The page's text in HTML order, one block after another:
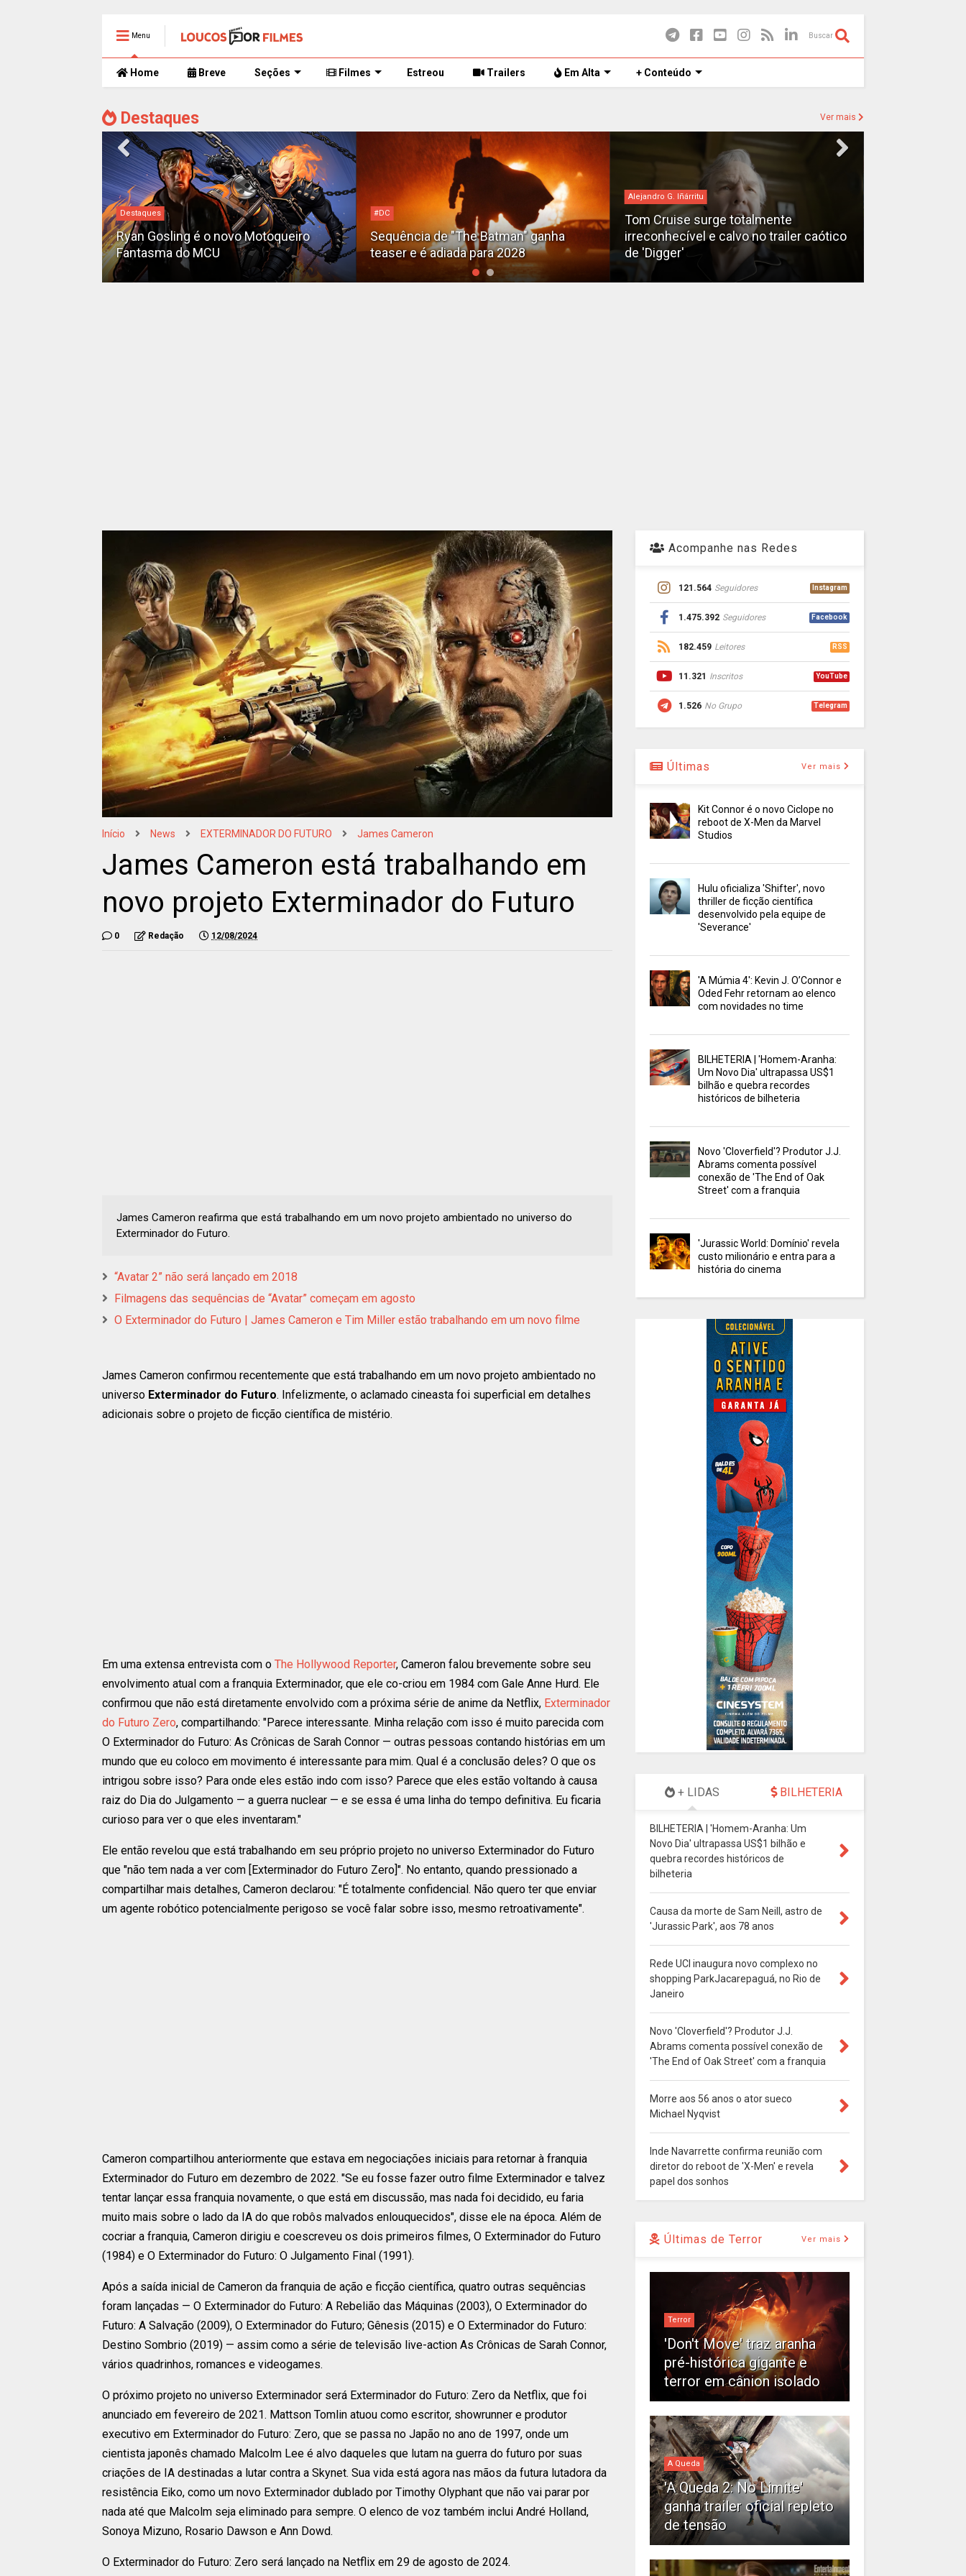
Menu Buscar
Home Breve Seções Filmes Estreou Trailers Em Alta + Conteúdo
Destaques Ver mais
Destaques
Ryan Gosling é o novo Motoqueiro
Fantasma do MCU
#DC
Sequência de "The Batman" ganha
teaser e é adiada para 2028
Alejandro G. Iñárritu
Tom Cruise surge totalmente
irreconhecível e calvo no trailer caótico
de 'Digger'
Início News EXTERMINADOR DO FUTURO James Cameron
James Cameron está trabalhando em
novo projeto Exterminador do Futuro
0 Redação 12/08/2024
James Cameron reafirma que está trabalhando em um novo projeto ambientado no universo do
Exterminador do Futuro.
“Avatar 2” não será lançado em 2018
Filmagens das sequências de “Avatar” começam em agosto
O Exterminador do Futuro | James Cameron e Tim Miller estão trabalhando em um novo filme
James Cameron confirmou recentemente que está trabalhando em um novo projeto ambientado no
universo Exterminador do Futuro. Infelizmente, o aclamado cineasta foi superficial em detalhes
adicionais sobre o projeto de ficção científica de mistério.
Em uma extensa entrevista com o The Hollywood Reporter, Cameron falou brevemente sobre seu
envolvimento atual com a franquia Exterminador, que ele co-criou em 1984 com Gale Anne Hurd. Ele
confirmou que não está diretamente envolvido com a próxima série de anime da Netflix, Exterminador
do Futuro Zero, compartilhando: "Parece interessante. Minha relação com isso é muito parecida com
O Exterminador do Futuro: As Crônicas de Sarah Connor — outras pessoas contando histórias em um
mundo que eu coloco em movimento é interessante para mim. Qual é a conclusão deles? O que os
intrigou sobre isso? Para onde eles estão indo com isso? Parece que eles estão voltando à causa
raiz do Dia do Julgamento — a guerra nuclear — e se essa é uma linha do tempo definitiva. Eu ficaria
curioso para ver o que eles inventaram."
Ele então revelou que está trabalhando em seu próprio projeto no universo Exterminador do Futuro
que "não tem nada a ver com [Exterminador do Futuro Zero]". No entanto, quando pressionado a
compartilhar mais detalhes, Cameron declarou: "É totalmente confidencial. Não quero ter que enviar
um agente robótico potencialmente perigoso se você falar sobre isso, mesmo retroativamente".
Cameron compartilhou anteriormente que estava em negociações iniciais para retornar à franquia
Exterminador do Futuro em dezembro de 2022. "Se eu fosse fazer outro filme Exterminador e talvez
tentar lançar essa franquia novamente, o que está em discussão, mas nada foi decidido, eu faria
muito mais sobre o lado da IA ​​do que robôs malvados enlouquecidos", disse ele na época. Além de
cocriar a franquia, Cameron dirigiu e coescreveu os dois primeiros filmes, O Exterminador do Futuro
(1984) e O Exterminador do Futuro: O Julgamento Final (1991).
Após a saída inicial de Cameron da franquia de ação e ficção científica, quatro outras sequências
foram lançadas — O Exterminador do Futuro: A Rebelião das Máquinas (2003), O Exterminador do
Futuro: A Salvação (2009), O Exterminador do Futuro; Gênesis (2015) e O Exterminador do Futuro:
Destino Sombrio (2019) — assim como a série de televisão live-action As Crônicas de Sarah Connor,
vários quadrinhos, romances e videogames.
O próximo projeto no universo Exterminador será Exterminador do Futuro: Zero da Netflix, que foi
anunciado em fevereiro de 2021. Mattson Tomlin atuou como escritor, showrunner e produtor
executivo em Exterminador do Futuro: Zero, que se passa no Japão no ano de 1997, onde um
cientista japonês chamado Malcolm Lee é alvo daqueles que lutam na guerra do futuro por suas
criações de IA destinadas a lutar contra a Skynet. Sua vida está agora nas mãos da futura lutadora da
resistência Eiko, como um novo Exterminador dublado por Timothy Olyphant que não vai parar por
nada até que Malcolm seja eliminado para sempre. O elenco de voz também inclui André Holland,
Sonoya Mizuno, Rosario Dawson e Ann Dowd.
O Exterminador do Futuro: Zero será lançado na Netflix em 29 de agosto de 2024.
Acompanhe nas Redes
121.564 Seguidores Instagram
1.475.392 Seguidores Facebook
182.459 Leitores RSS
11.321 Inscritos YouTube
1.526 No Grupo Telegram
Últimas Ver mais
Kit Connor é o novo Ciclope no
reboot de X-Men da Marvel
Studios
Hulu oficializa 'Shifter', novo
thriller de ficção científica
desenvolvido pela equipe de
'Severance'
'A Múmia 4': Kevin J. O’Connor e
Oded Fehr retornam ao elenco
com novidades no time
BILHETERIA | 'Homem-Aranha:
Um Novo Dia' ultrapassa US$1
bilhão e quebra recordes
históricos de bilheteria
Novo 'Cloverfield'? Produtor J.J.
Abrams comenta possível
conexão de 'The End of Oak
Street' com a franquia
'Jurassic World: Domínio' revela
custo milionário e entra para a
história do cinema
+ LIDAS BILHETERIA
BILHETERIA | 'Homem-Aranha: Um
Novo Dia' ultrapassa US$1 bilhão e
quebra recordes históricos de
bilheteria
Causa da morte de Sam Neill, astro de
'Jurassic Park', aos 78 anos
Rede UCI inaugura novo complexo no
shopping ParkJacarepaguá, no Rio de
Janeiro
Novo 'Cloverfield'? Produtor J.J.
Abrams comenta possível conexão de
'The End of Oak Street' com a franquia
Morre aos 56 anos o ator sueco
Michael Nyqvist
Inde Navarrette confirma reunião com
diretor do reboot de 'X-Men' e revela
papel dos sonhos
Últimas de Terror Ver mais
Terror
'Don't Move' traz aranha
pré-histórica gigante e
terror em cânion isolado
A Queda
'A Queda 2: No Limite'
ganha trailer oficial repleto
de tensão